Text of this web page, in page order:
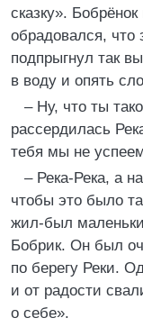
сказку».
обрадовался, что
подпрыгнул так
в воду и опять
– Ну, что ты
рассердилась
тебя мы не
– Река-Река, а
чтобы это было
жил-был
Бобрик. Он был
по берегу Реки.
и от радости
о себе».